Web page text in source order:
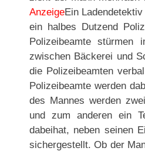
AnzeigeEin
ein halbes Dutzend
Polizeibeamte stürmen
zwischen Bäckerei und
die Polizeibeamten
Polizeibeamte werden
des Mannes werden
und zum anderen ein
dabeihat, neben seinen
sichergestellt. Ob der